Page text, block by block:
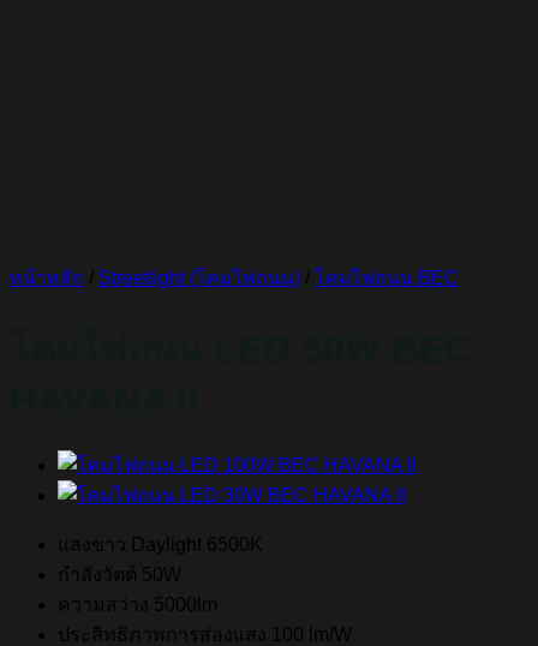
หน้าหลัก / Streetlight (โคมไฟถนน) / โคมไฟถนน BEC
แสงขาว Daylight 6500K
กำลังวัตต์ 50W
ความสว่าง 5000lm
ประสิทธิภาพการส่องแสง 100 lm/W